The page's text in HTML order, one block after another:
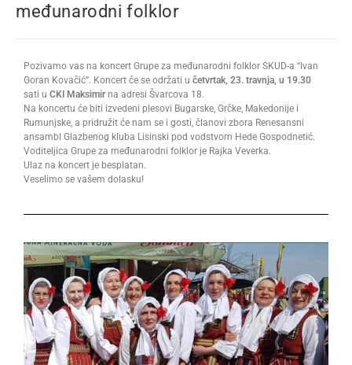
međunarodni folklor
Pozivamo vas na koncert Grupe za međunarodni folklor SKUD-a “Ivan
Goran Kovačić”. Koncert će se održati u četvrtak, 23. travnja, u 19.30
sati u CKI Maksimir na adresi Švarcova 18.
Na koncertu će biti izvedeni plesovi Bugarske, Grčke, Makedonije i
Rumunjske, a pridružit će nam se i gosti, članovi zbora Renesansni
ansambl Glazbenog kluba Lisinski pod vodstvom Hede Gospodnetić.
Voditeljica Grupe za međunarodni folklor je Rajka Veverka.
Ulaz na koncert je besplatan.
Veselimo se vašem dolasku!